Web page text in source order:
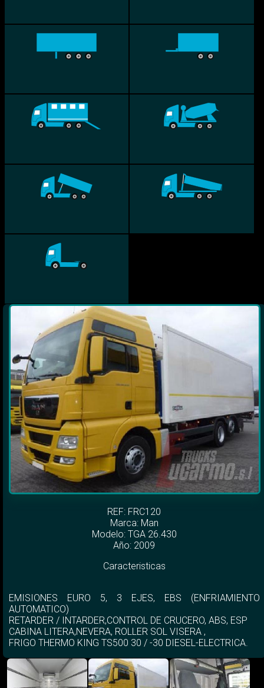
REF: FRC120
Marca: Man
Modelo: TGA 26.430
Año: 2009
Caracteristicas
EMISIONES EURO 5, 3 EJES, EBS (ENFRIAMIENTO
AUTOMATICO)
RETARDER / INTARDER,CONTROL DE CRUCERO, ABS, ESP
CABINA LITERA,NEVERA, ROLLER SOL VISERA ,
FRIGO THERMO KING TS500 30 / -30 DIESEL-ELECTRICA.